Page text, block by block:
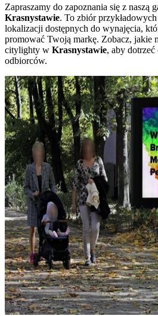
Zapraszamy do zapoznania się z naszą
Krasnystawie. To zbiór
lokalizacji dostępnych do wynajęcia,
promować Twoją markę. Zobacz, jakie
citylighty w Krasnystawie, aby dotrzeć
odbiorców.